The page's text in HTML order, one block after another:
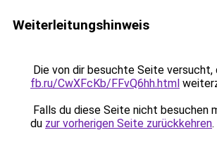
Weiterleitungshinweis
Die von dir besuchte Seite versucht,
fb.ru/CwXFcKb/FFvQ6hh.html
Falls du diese Seite nicht besuchen
du zur vorherigen Seite zurückkehren.